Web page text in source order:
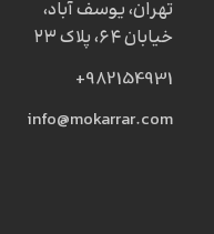
تهران، یوسف آباد،
خیابان ۶۴، پلاک ۲۳
982154931+
info@mokarrar.com